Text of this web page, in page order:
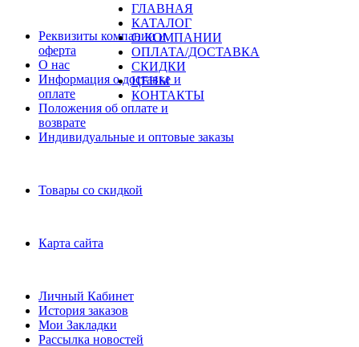
ГЛАВНАЯ
КАТАЛОГ
О КОМПАНИИ
ОПЛАТА/ДОСТАВКА
СКИДКИ
ЦЕНЫ
КОНТАКТЫ
Реквизиты компании и
оферта
О нас
Информация о доставке и
оплате
Положения об оплате и
возврате
Индивидуальные и оптовые заказы
Товары со скидкой
Карта сайта
Личный Кабинет
История заказов
Мои Закладки
Рассылка новостей